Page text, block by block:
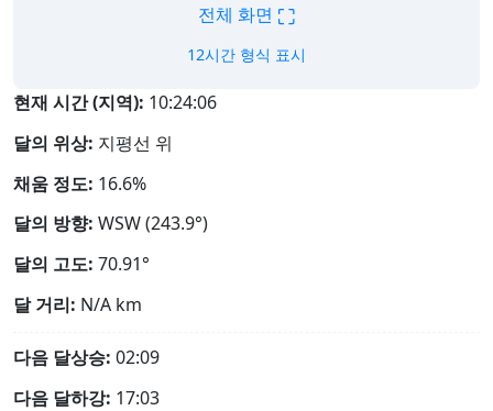
전체 화면 ⛶
12시간 형식 표시
현재 시간 (지역): 10:24:07
달의 위상: 지평선 위
채움 정도: 16.6%
달의 방향: WSW (243.9°)
달의 고도: 70.91°
달 거리: N/A km
다음 달상승: 02:09
다음 달하강: 17:03